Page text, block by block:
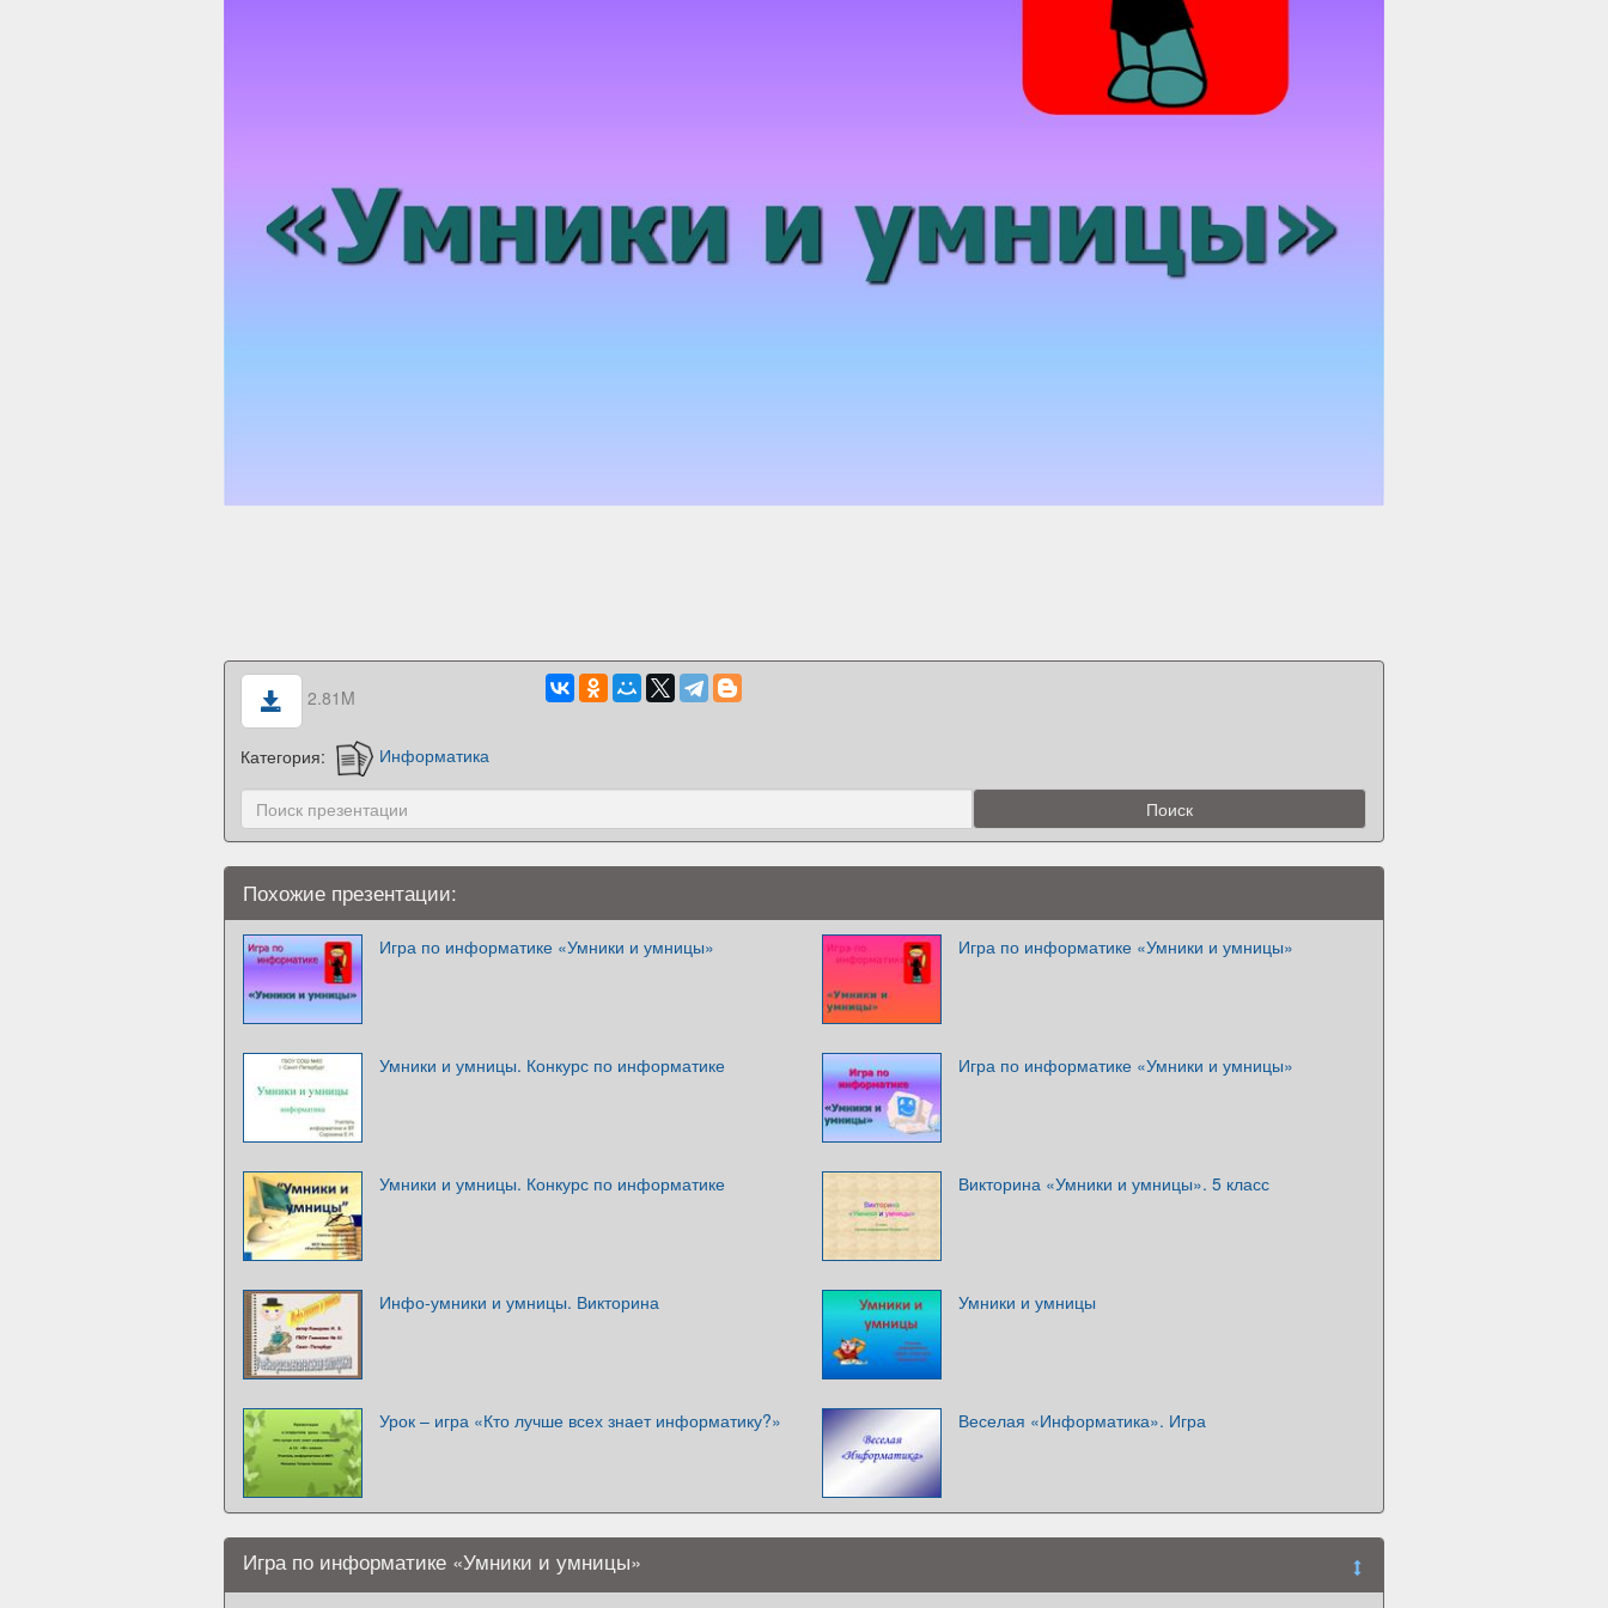
2.81M
Категория: Информатика
Похожие презентации:
Игра по информатике «Умники и умницы» Игра по информатике «Умники и умницы»
Умники и умницы. Конкурс по информатике Игра по информатике «Умники и умницы»
Умники и умницы. Конкурс по информатике Викторина «Умники и умницы». 5 класс
Инфо-умники и умницы. Викторина Умники и умницы
Урок – игра «Кто лучше всех знает информатику?» Веселая «Информатика». Игра
Игра по информатике «Умники и умницы»